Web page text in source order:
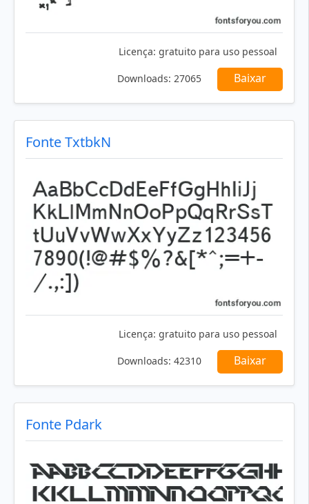
Licença: gratuito para uso pessoal
Downloads: 27065 Baixar
Fonte TxtbkN
Licença: gratuito para uso pessoal
Downloads: 42310 Baixar
Fonte Pdark